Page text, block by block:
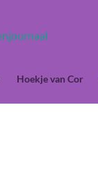
Hoekje van Cor